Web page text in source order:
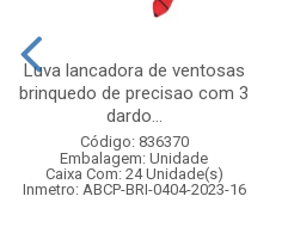
Luva lancadora de ventosas
brinquedo de precisao com 3
dardo...
Código: 836370
Embalagem: Unidade
Caixa Com: 24 Unidade(s)
Inmetro: ABCP-BRI-0404-2023-16